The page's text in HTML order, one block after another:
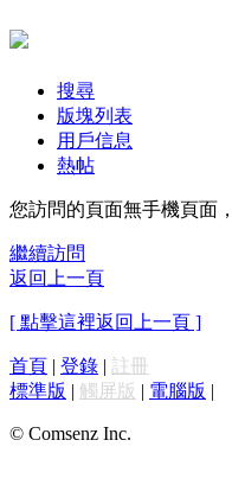
搜尋
版塊列表
用戶信息
熱帖
您訪問的頁面無手機頁面
繼續訪問
返回上一頁
[ 點擊這裡返回上一頁 ]
首頁 | 登錄 | 註冊
標準版 | 觸屏版 | 電腦版 |
© Comsenz Inc.